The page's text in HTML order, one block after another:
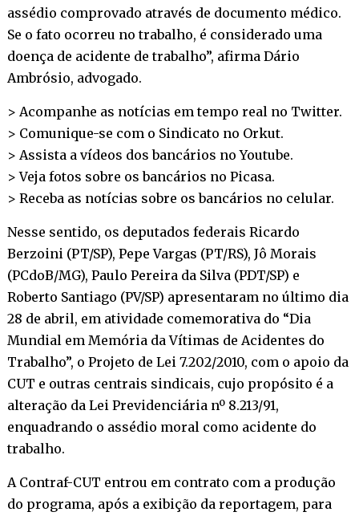
assédio comprovado através de documento médico.
Se o fato ocorreu no trabalho, é considerado uma
doença de acidente de trabalho”, afirma Dário
Ambrósio, advogado.
> Acompanhe as notícias em tempo real no Twitter.
> Comunique-se com o Sindicato no Orkut.
> Assista a vídeos dos bancários noYoutube.
> Veja fotos sobre os bancários no Picasa.
> Receba as notícias sobre os bancários no celular.
Nesse sentido, os deputados federais Ricardo
Berzoini (PT/SP), Pepe Vargas (PT/RS), Jô Morais
(PCdoB/MG), Paulo Pereira da Silva (PDT/SP) e
Roberto Santiago (PV/SP) apresentaram no último dia
28 de abril, em atividade comemorativa do “Dia
Mundial em Memória da Vítimas de Acidentes do
Trabalho”, o Projeto de Lei 7.202/2010, com o apoio da
CUT e outras centrais sindicais, cujo propósito é a
alteração da Lei Previdenciária nº 8.213/91,
enquadrando o assédio moral como acidente do
trabalho.
A Contraf-CUT entrou em contrato com a produção
do programa, após a exibição da reportagem, para